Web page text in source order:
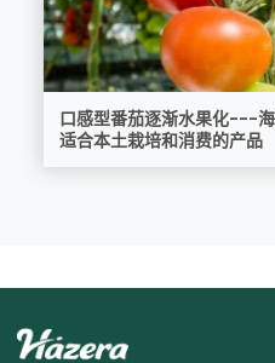
口感型番茄逐渐水果化---
适合本土栽培和消费的产品